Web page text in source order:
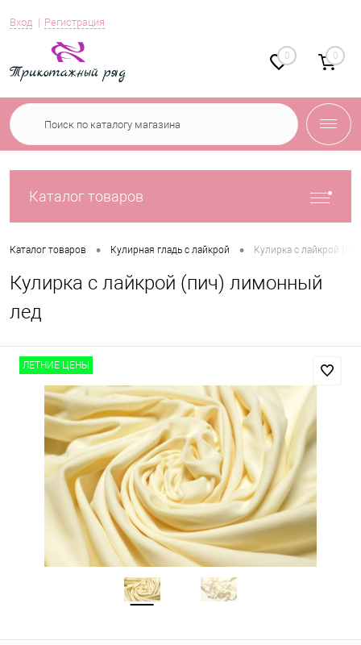
Вход Регистрация
0 0
Каталог товаров
Каталог товаров • Кулирная гладь с лайкрой • Кулирка с лайкрой
Кулирка с лайкрой (пич) лимонный
лед
ЛЕТНИЕ ЦЕНЫ